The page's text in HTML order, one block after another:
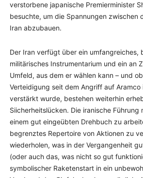
verstorbene japanische Premierminister
besuchte, um die Spannungen zwischen
Iran abzubauen.
Der Iran verfügt über ein umfangreiches,
militärisches Instrumentarium und ein an
Umfeld, aus dem er wählen kann – und
Verteidigung seit dem Angriff auf Aramco
verstärkt wurde, bestehen weiterhin
Siicherheitslücken. Die iranische Führung
einem gut eingeübten Drehbuch zu
begrenztes Repertoire von Aktionen zu
wiederholen, was in der Vergangenheit
(oder auch das, was nicht so gut
symbolischer Raketenstart in ein